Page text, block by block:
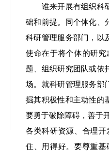
谁来开展有组织科研
础和前提。同个体化、
科研管理服务部门，以
使命在于将个体的研
题、组织研究团队或依
场。就科研管理服务部
掘其积极性和主动性的
要勇于破除障碍，善于
各类科研资源、合理
住、用得好。要尊重